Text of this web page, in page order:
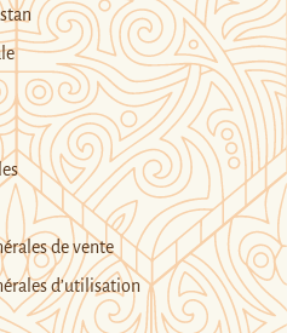
de vente
d’utilisation